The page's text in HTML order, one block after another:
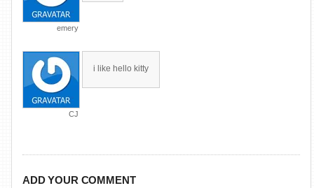
emery
CJ
i like hello kitty
ADD YOUR COMMENT